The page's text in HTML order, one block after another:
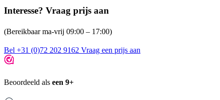
Interesse? Vraag prijs aan
(Bereikbaar ma-vrij 09:00 – 17:00)
Bel +31 (0)72 202 9162 Vraag een prijs aan
Beoordeeld als een 9+